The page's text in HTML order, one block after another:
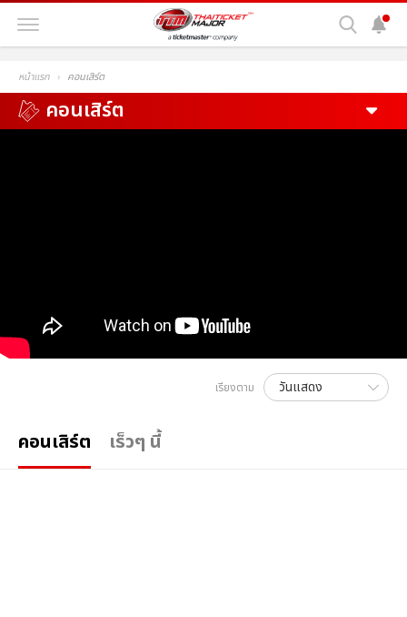
หน้าแรก คอนเสิร์ต
คอนเสิร์ต
เรียงตาม
คอนเสิร์ต เร็วๆ นี้